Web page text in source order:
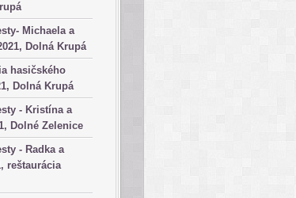
Michaela a
Dolná Krupá
hasičského
Dolná Krupá
- Kristína a
Dolné Zelenice
- Radka a
reštaurácia